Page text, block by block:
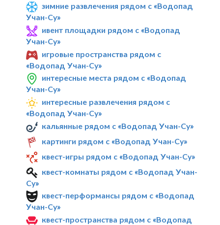
зимние развлечения рядом с «Водопад
Учан-Су»
ивент площадки рядом с «Водопад
Учан-Су»
игровые пространства рядом с
«Водопад Учан-Су»
интересные места рядом с «Водопад
Учан-Су»
интересные развлечения рядом с
«Водопад Учан-Су»
кальянные рядом с «Водопад Учан-Су»
картинги рядом с «Водопад Учан-Су»
квест-игры рядом с «Водопад Учан-Су»
квест-комнаты рядом с «Водопад Учан-
Су»
квест-перформансы рядом с «Водопад
Учан-Су»
квест-пространства рядом с «Водопад